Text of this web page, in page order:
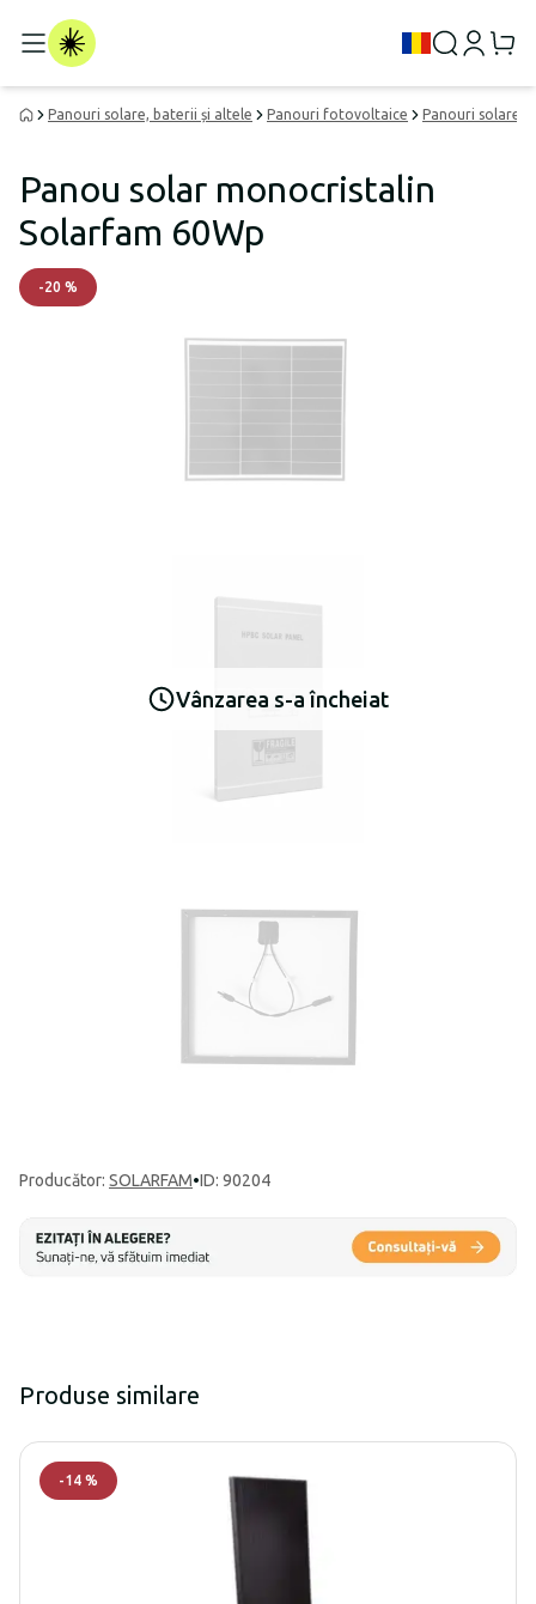
Panouri solare, baterii și altele Panouri fotovoltaice Panouri solare
Panou solar monocristalin
Solarfam 60Wp
-20 %
Vânzarea s-a încheiat
Producător: SOLARFAM•ID: 90204
Produse similare
-14 %